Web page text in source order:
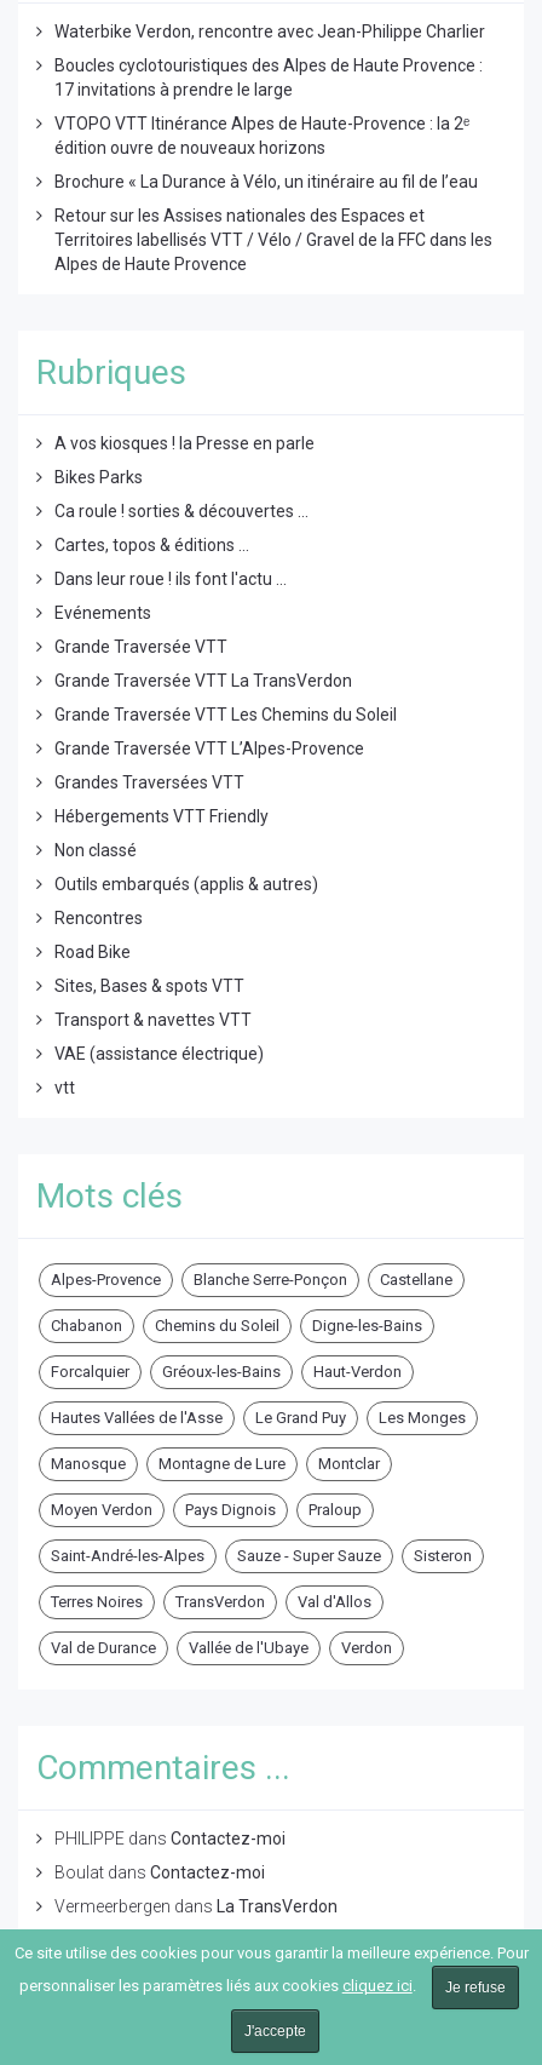
Waterbike Verdon, rencontre avec Jean-Philippe Charlier
Boucles cyclotouristiques des Alpes de Haute Provence :
17 invitations à prendre le large
VTOPO VTT Itinérance Alpes de Haute-Provence : la 2ᵉ
édition ouvre de nouveaux horizons
Brochure « La Durance à Vélo, un itinéraire au fil de l’eau
Retour sur les Assises nationales des Espaces et
Territoires labellisés VTT / Vélo / Gravel de la FFC dans les
Alpes de Haute Provence
Rubriques
A vos kiosques ! la Presse en parle
Bikes Parks
Ca roule ! sorties & découvertes ...
Cartes, topos & éditions ...
Dans leur roue ! ils font l'actu ...
Evénements
Grande Traversée VTT
Grande Traversée VTT La TransVerdon
Grande Traversée VTT Les Chemins du Soleil
Grande Traversée VTT L’Alpes-Provence
Grandes Traversées VTT
Hébergements VTT Friendly
Non classé
Outils embarqués (applis & autres)
Rencontres
Road Bike
Sites, Bases & spots VTT
Transport & navettes VTT
VAE (assistance électrique)
vtt
Mots clés
Alpes-Provence Blanche Serre-Ponçon Castellane
Chabanon Chemins du Soleil Digne-les-Bains
Forcalquier Gréoux-les-Bains Haut-Verdon
Hautes Vallées de l'Asse Le Grand Puy Les Monges
Manosque Montagne de Lure Montclar
Moyen Verdon Pays Dignois Praloup
Saint-André-les-Alpes Sauze - Super Sauze Sisteron
Terres Noires TransVerdon Val d'Allos
Val de Durance Vallée de l'Ubaye Verdon
Commentaires ...
PHILIPPE dans Contactez-moi
Boulat dans Contactez-moi
Vermeerbergen dans La TransVerdon
Cols et Routes réservés aux cyclistes dans
les Alpes de Haute Provence, été 2025
Ce site utilise des cookies pour vous garantir la meilleure expérience. Pour
personnaliser les paramètres liés aux cookies cliquez ici. Je refuse
J'accepte